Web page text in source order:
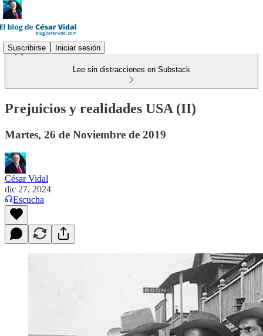
Suscribirse Iniciar sesión
Lee sin distracciones en Substack
Prejuicios y realidades USA (II)
Martes, 26 de Noviembre de 2019
César Vidal
dic 27, 2024
Escucha